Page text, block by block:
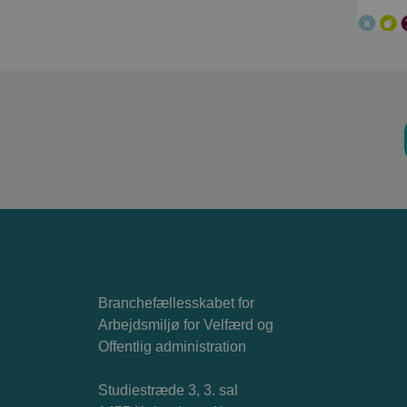
Branchefællesskabet for
Arbejdsmiljø for Velfærd og
Offentlig administration
Studiestræde 3, 3. sal